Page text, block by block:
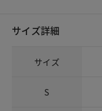
サイズ詳細
サイズ
S